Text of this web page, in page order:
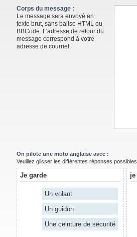
Corps du message :
Le message sera envoyé en
texte brut, sans balise HTML ou
BBCode. L’adresse de retour du
message correspond à votre
adresse de courriel.
On pilote une moto anglaise avec :
Veuillez glisser les différentes réponses
Je garde
Un volant
Un guidon
Une ceinture de sécurité
je